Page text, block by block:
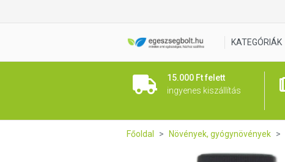
KATEGÓRIÁK
15.000 Ft felett
ingyenes kiszállítás
Főoldal Növények, gyógynövények